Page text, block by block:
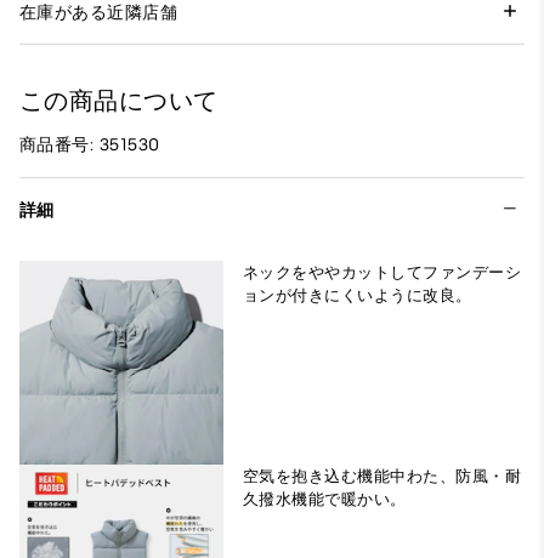
在庫がある近隣店舗
この商品について
商品番号: 351530
詳細
ネックをややカットしてファンデーシ
ョンが付きにくいように改良。
空気を抱き込む機能中わた、防風・耐
久撥水機能で暖かい。